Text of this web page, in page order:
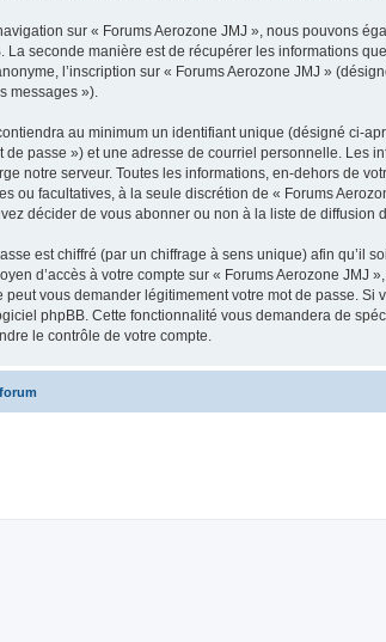
sur « Forums Aerozone JMJ », nous pouvons
La seconde manière est de récupérer les informations
l’inscription sur « Forums Aerozone JMJ »
messages »).
au minimum un identifiant unique (désigné ci-
de passe ») et une adresse de courriel personnelle. Les
notre serveur. Toutes les informations, en-dehors de
ou facultatives, à la seule discrétion de « Forums
décider de vous abonner ou non à la liste de diffusion
est chiffré (par un chiffrage à sens unique) afin qu’il
d’accès à votre compte sur « Forums Aerozone
peut vous demander légitimement votre mot de passe.
phpBB. Cette fonctionnalité vous demandera de
le contrôle de votre compte.